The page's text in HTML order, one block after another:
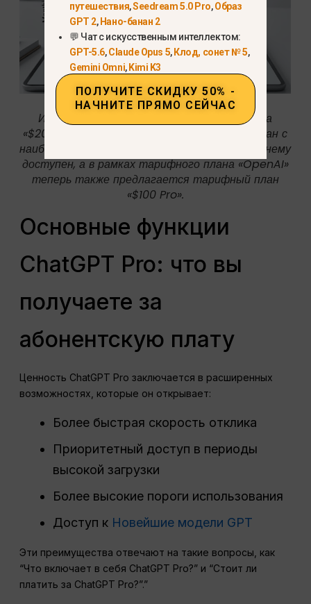
Историческое сравнение тарифного плана
«$200» и «ChatGPT Pro». Этот тарифный план с
наибольшим объемом использования по-прежнему
доступен, а в рамках тарифного плана «OpenAI»
теперь также предлагается тарифный план
«$100 Pro».
Основные функции
ChatGPT Pro: что вы
получаете за
абонентскую плату
Ценность ChatGPT Pro заключается в расширенных
возможностях, которые он открывает:
Более быстрая скорость отклика
Приоритетный доступ в периоды
высокой загрузки
Более высокие пороги использования
Доступ к Новейшие модели GPT
Эти преимущества отвечают на такие вопросы, как
“Что включает в себя ChatGPT Pro?” и “Стоит ли
платить за ChatGPT Pro?”.”
путешествия,Seedream 5.0 Pro,Образ
GPT 2,Нано-банан 2
💬 Чат с искусственным интеллектом:
GPT-5.6,Claude Opus 5,Клод, сонет № 5,
Gemini Omni,Kimi K3
ПОЛУЧИТЕ СКИДКУ 50% -
НАЧНИТЕ ПРЯМО СЕЙЧАС